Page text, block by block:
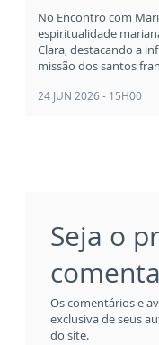
No Encontro com
espiritualidade
Clara, destacando a
missão dos santos
24 JUN 2026 - 15H00
Seja o
Os comentários e
exclusiva de seus
do site.